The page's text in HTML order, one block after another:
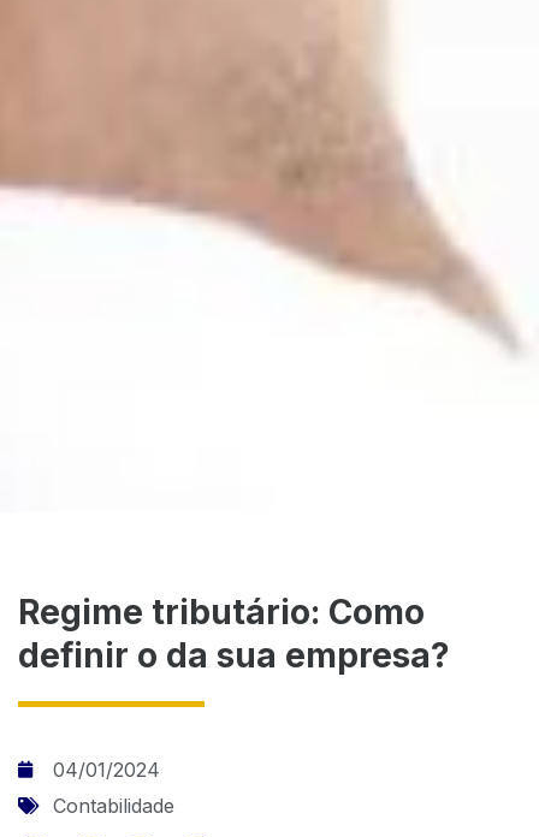
Regime tributário: Como
definir o da sua empresa?
04/01/2024
Contabilidade